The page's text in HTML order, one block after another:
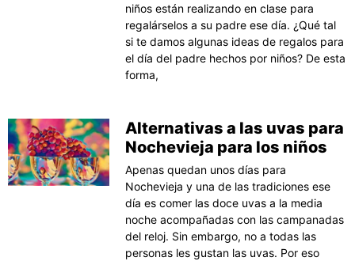
niños están realizando en clase para
regalárselos a su padre ese día. ¿Qué tal
si te damos algunas ideas de regalos para
el día del padre hechos por niños? De esta
forma,
Alternativas a las uvas para
Nochevieja para los niños
Apenas quedan unos días para
Nochevieja y una de las tradiciones ese
día es comer las doce uvas a la media
noche acompañadas con las campanadas
del reloj. Sin embargo, no a todas las
personas les gustan las uvas. Por eso